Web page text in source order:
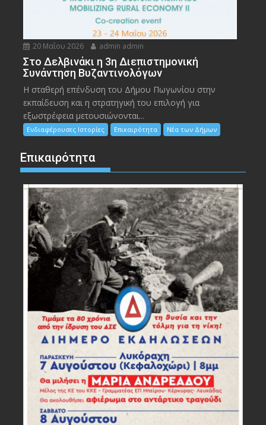
20 Μαΐου 2026 admin admin
Στο Δελβινάκι η 3η Διεπιστημονική
Συνάντηση Βυζαντινολόγων
Η σταθερή επένδυση του Δήμου Πωγωνίου στην
εκπαίδευση και η στρατηγική του επιλογή για
εξωστρέφεια μετουσιώνονται...
Ενδιαφέρουσες Ιστορίες Επικαιρότητα Νέα των Δήμων
Επικαιρότητα